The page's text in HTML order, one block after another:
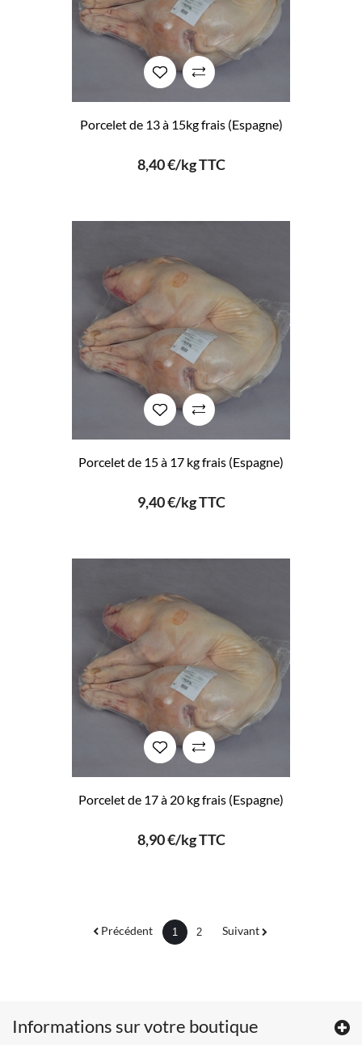
Porcelet de 13 à 15kg frais (Espagne)
8,40 €/kg TTC
Porcelet de 15 à 17 kg frais (Espagne)
9,40 €/kg TTC
Porcelet de 17 à 20 kg frais (Espagne)
8,90 €/kg TTC
Précédent 1 2 Suivant
Informations sur votre boutique